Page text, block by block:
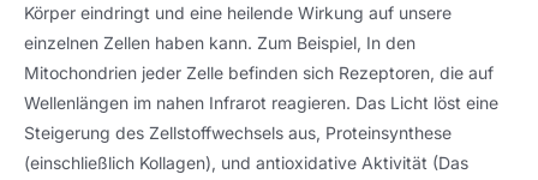
Körper eindringt und eine heilende Wirkung auf unsere
einzelnen Zellen haben kann. Zum Beispiel, In den
Mitochondrien jeder Zelle befinden sich Rezeptoren, die auf
Wellenlängen im nahen Infrarot reagieren. Das Licht löst eine
Steigerung des Zellstoffwechsels aus, Proteinsynthese
(einschließlich Kollagen), und antioxidative Aktivität (Das